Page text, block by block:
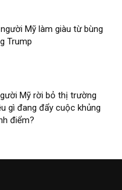
Mỹ làm giàu từ bùng
Trump
Mỹ rời bỏ thị trường
gì đang đẩy cuộc khủng
điểm?